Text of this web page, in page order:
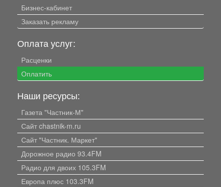
Бизнес-кабинет
Заказать рекламу
Оплата услуг:
Расценки
Оплатить
Наши ресурсы:
Газета "Частник-М"
Сайт chastnik-m.ru
Сайт "Частник. Маркет"
Дорожное радио 93.4FM
Радио для двоих 105.3FM
Европа плюс 103.3FM